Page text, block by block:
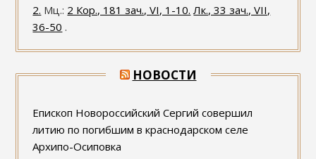
2. Мц.: 2 Кор., 181 зач., VI, 1-10. Лк., 33 зач., VII,
36-50 .
НОВОСТИ
Епископ Новороссийский Сергий совершил
литию по погибшим в краснодарском селе
Архипо-Осиповка